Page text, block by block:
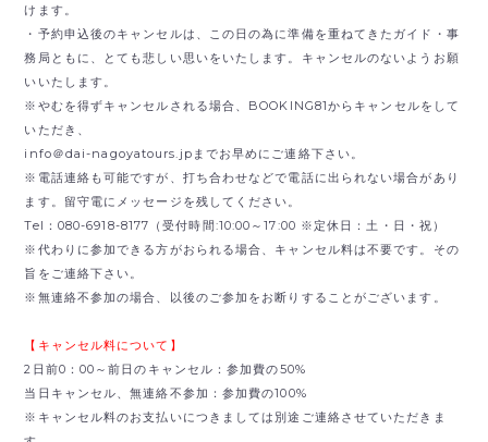
けます。
・予約申込後のキャンセルは、この日の為に準備を重ねてきたガイド・事
務局ともに、とても悲しい思いをいたします。キャンセルのないようお願
いいたします。
※やむを得ずキャンセルされる場合、BOOKING81からキャンセルをして
いただき、
info＠dai-nagoyatours.jpまでお早めにご連絡下さい。
※電話連絡も可能ですが、打ち合わせなどで電話に出られない場合があり
ます。留守電にメッセージを残してください。
Tel：080-6918-8177（受付時間:10:00～17:00 ※定休日：土・日・祝）
※代わりに参加できる方がおられる場合、キャンセル料は不要です。その
旨をご連絡下さい。
※無連絡不参加の場合、以後のご参加をお断りすることがございます。
【キャンセル料について】
2日前0：00～前日のキャンセル：参加費の50%
当日キャンセル、無連絡不参加：参加費の100%
※キャンセル料のお支払いにつきましては別途ご連絡させていただきま